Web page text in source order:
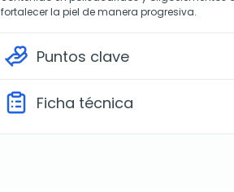
fortalecer la piel de manera progresiva.
Puntos clave
Ficha técnica